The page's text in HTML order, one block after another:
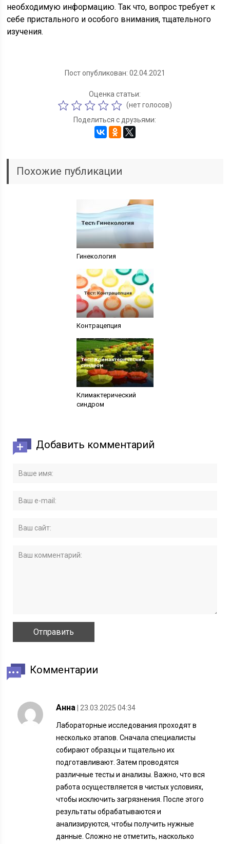
необходимую информацию. Так что, вопрос требует к
себе пристального и особого внимания, тщательного
изучения.
Пост опубликован: 02.04.2021
Оценка статьи:
(нет голосов)
Поделиться с друзьями:
Похожие публикации
Гинекология
Контрацепция
Климактерический
синдром
Добавить комментарий
Комментарии
Анна | 23.03.2025 04:34
Лабораторные исследования проходят в
несколько этапов. Сначала специалисты
собирают образцы и тщательно их
подготавливают. Затем проводятся
различные тесты и анализы. Важно, что вся
работа осуществляется в чистых условиях,
чтобы исключить загрязнения. После этого
результаты обрабатываются и
анализируются, чтобы получить нужные
данные. Сложно не отметить, насколько